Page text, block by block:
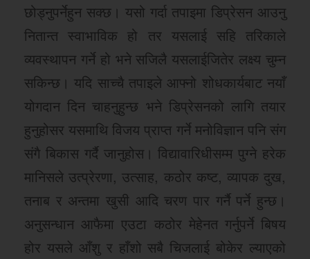
छोड्नुपर्नेहुन सक्छ। यसो गर्दा तपाइमा डिप्रेसन आउनु
नितान्त स्वाभाविक हो तर यसलाई सहि तरिकाले
व्यवस्थापन गर्ने हो भने सजिलै यसलाईजितेर लक्ष्य चुम्न
सकिन्छ। यदि साच्चै तपाइले आफ्नो शोधकार्यबाट नयाँ
योगदान दिन चाहनुहुन्छ भने डिप्रेसनको लागि तयार
हुनुहोसर यसमाथि विजय प्राप्त गर्ने मनोविज्ञान पनि संग
संगै बिकास गर्दै जानुहोस। विद्यावारिधीसम्म पुग्ने हरेक
मानिसले उत्प्रेरणा, उत्साह, कठोर कष्ट, व्यापक दुख,
तनाब र अन्तमा खुसी आदि चरण पार गर्नै पर्ने हुन्छ।
अनुसन्धान आफैमा एउटा कठोर मेहेनत गर्नुपर्ने बिषय
होर यसले आँशु र हाँशो सबै चिजलाई बोकेर ल्याएको